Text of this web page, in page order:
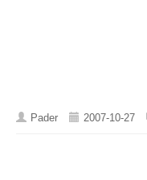
Pader 2007-10-27